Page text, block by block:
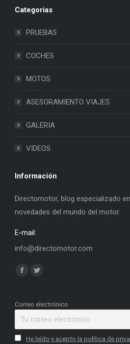
Categorias
PRUEBAS
COCHES
MOTOS
ASESORAMIENTO VIAJES
GALERIA
VIDEOS
Información
Directomotor, blog especializado
novedades del mundo del motor.
E-mail:
info@directomotor.com
Find us on:
Facebook
opens
window
Twitter
opens
window
Correo electrónico
He leído y acepto la política de